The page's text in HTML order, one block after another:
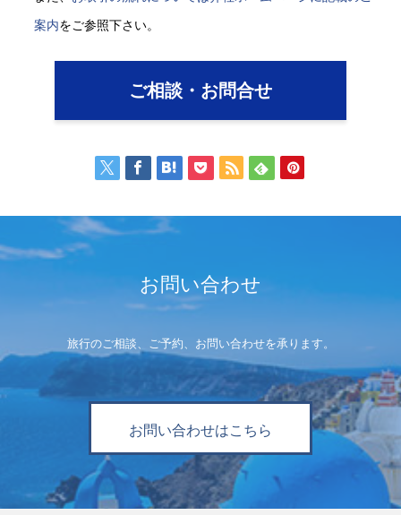
案内をご参照下さい。
ご相談・お問合せ
お問い合わせ
旅行のご相談、ご予約、お問い合わせを承ります。
お問い合わせはこちら